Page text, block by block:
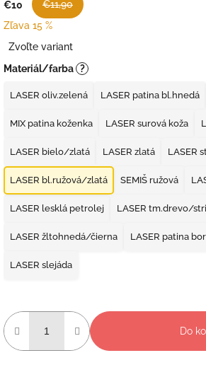
€10
€11,90
Zľava 15 %
cena:
Zvoľte variant
Materiál/farba ?
LASER oliv.zelená LASER patina bl.hnedá
MIX patina koženka LASER surová koža
LASER bielo/zlatá LASER zlatá LASER
LASER bl.ružová/zlatá SEMIŠ ružová
LASER lesklá petrolej LASER tm.drevo/
LASER žltohnedá/čierna LASER patina
LASER slejáda
Do